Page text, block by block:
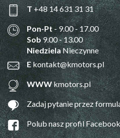
T +48 14 631 31 31
Pon-Pt- 9.00 - 17.00
Sob9.00 - 13.00
NiedzielaNieczynne
E kontakt@kmotors.pl
WWWkmotors.pl
Zadaj pytanie przez
Polub nasz profil Facebook